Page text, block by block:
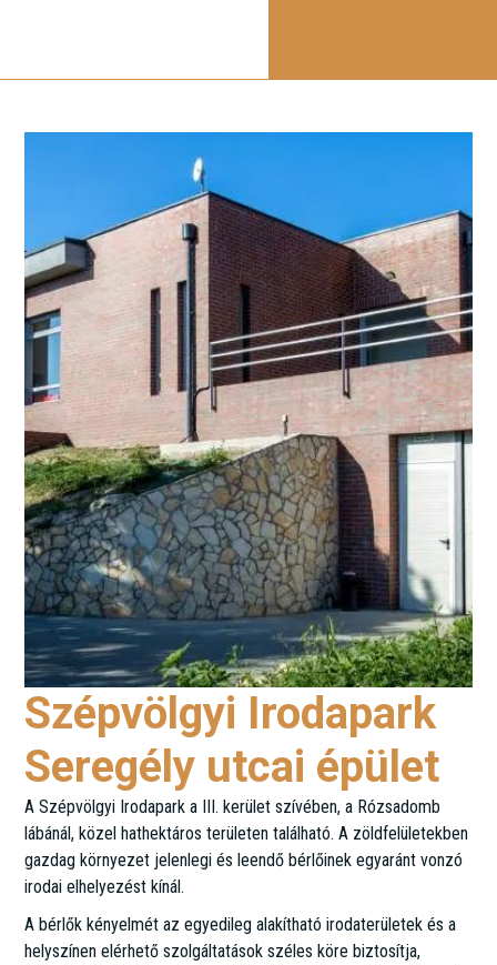
Szépvölgyi Irodapark
Seregély utcai épület
A Szépvölgyi Irodapark a III. kerület szívében, a Rózsadomb
lábánál, közel hathektáros területen található. A zöldfelületekben
gazdag környezet jelenlegi és leendő bérlőinek egyaránt vonzó
irodai elhelyezést kínál.
A bérlők kényelmét az egyedileg alakítható irodaterületek és a
helyszínen elérhető szolgáltatások széles köre biztosítja,